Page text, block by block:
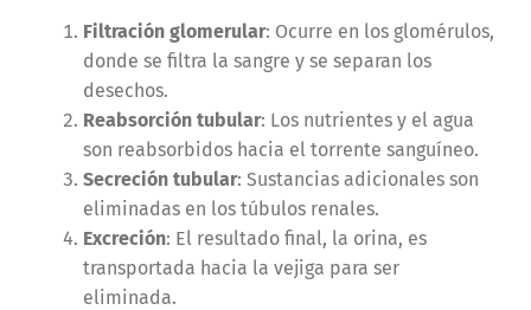
Filtración glomerular: Ocurre en los glomérulos,
donde se filtra la sangre y se separan los
desechos.
Reabsorción tubular: Los nutrientes y el agua
son reabsorbidos hacia el torrente sanguíneo.
Secreción tubular: Sustancias adicionales son
eliminadas en los túbulos renales.
Excreción: El resultado final, la orina, es
transportada hacia la vejiga para ser
eliminada.